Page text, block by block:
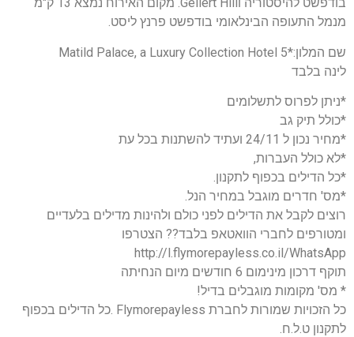
מנמל התעופה הבינלאומי בודפשט פרנץ ליסט.
שם המלון:*5 Matild Palace, a Luxury Collection Hotel
לינה בלבד
*ניתן לפרוס לתשלומים
*כולל תיק גב
*מחיר נכון ל 24/11 ועתיד להשתנות בכל עת
*לא כולל העברות,
*כל הדילים בכפוף לתקנון.
*מס' חדרים מוגבל במחיר הנל.
רוצים לקבל את הדילים לפני כולם ולהינות מדילים בלעדיים
ומטורפים לחברי הוואטאפ בלבד?? הצטרפו
http://l.flymorepayless.co.il/WhatsApp
תוקף דרכון מינימום 6 חודשים מיום הנחיתה
* מס' מקומות מוגבלים בדיל!
כל הזכויות שמורות לחברת Flymorepayless .כל הדילים בכפוף
לתקנון ט.ל.ח.